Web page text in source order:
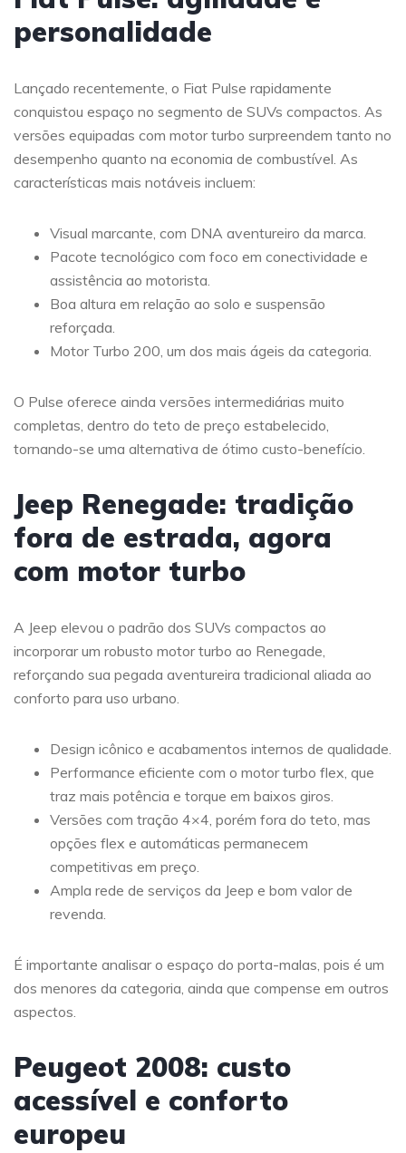
personalidade
Lançado recentemente, o Fiat Pulse rapidamente
conquistou espaço no segmento de SUVs compactos. As
versões equipadas com motor turbo surpreendem tanto no
desempenho quanto na economia de combustível. As
características mais notáveis incluem:
Visual marcante, com DNA aventureiro da marca.
Pacote tecnológico com foco em conectividade e
assistência ao motorista.
Boa altura em relação ao solo e suspensão
reforçada.
Motor Turbo 200, um dos mais ágeis da categoria.
O Pulse oferece ainda versões intermediárias muito
completas, dentro do teto de preço estabelecido,
tornando-se uma alternativa de ótimo custo-benefício.
Jeep Renegade: tradição
fora de estrada, agora
com motor turbo
A Jeep elevou o padrão dos SUVs compactos ao
incorporar um robusto motor turbo ao Renegade,
reforçando sua pegada aventureira tradicional aliada ao
conforto para uso urbano.
Design icônico e acabamentos internos de qualidade.
Performance eficiente com o motor turbo flex, que
traz mais potência e torque em baixos giros.
Versões com tração 4×4, porém fora do teto, mas
opções flex e automáticas permanecem
competitivas em preço.
Ampla rede de serviços da Jeep e bom valor de
revenda.
É importante analisar o espaço do porta-malas, pois é um
dos menores da categoria, ainda que compense em outros
aspectos.
Peugeot 2008: custo
acessível e conforto
europeu